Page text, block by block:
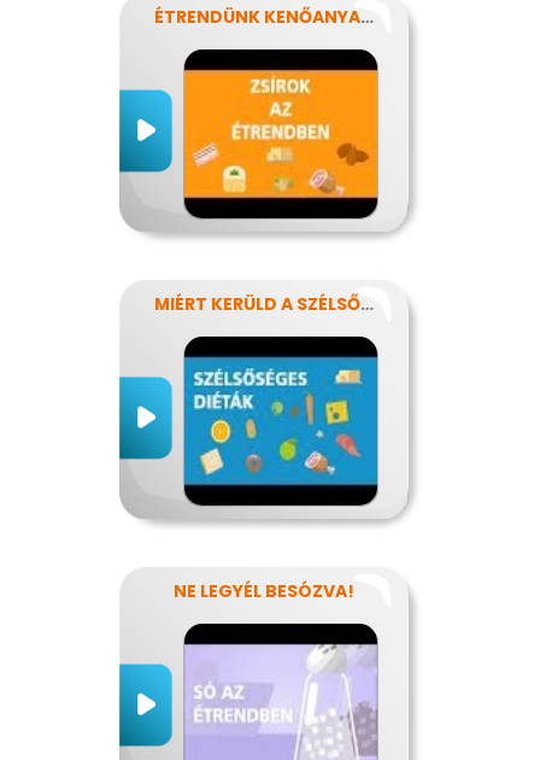
ÉTRENDÜNK KENŐANYAGAI: A ZSÍROK
MIÉRT KERÜLD A SZÉLSŐSÉGES DIÉTÁKAT?
NE LEGYÉL BESÓZVA!